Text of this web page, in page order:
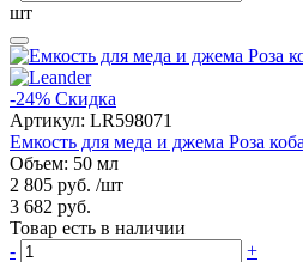
шт
-24% Скидка
Артикул: LR598071
Емкость для меда и джема Роза
Объем: 50 мл
2 805 руб. /шт
3 682 руб.
Товар есть в наличии
-
+